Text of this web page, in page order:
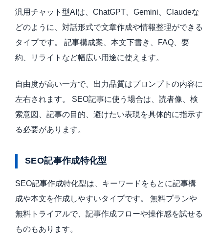
汎用チャット型AIは、ChatGPT、Gemini、Claudeな
どのように、対話形式で文章作成や情報整理ができる
タイプです。 記事構成案、本文下書き、FAQ、要
約、リライトなど幅広い用途に使えます。
自由度が高い一方で、出力品質はプロンプトの内容に
左右されます。 SEO記事に使う場合は、読者像、検
索意図、記事の目的、避けたい表現を具体的に指示す
る必要があります。
SEO記事作成特化型
SEO記事作成特化型は、キーワードをもとに記事構
成や本文を作成しやすいタイプです。 無料プランや
無料トライアルで、記事作成フローや操作感を試せる
ものもあります。